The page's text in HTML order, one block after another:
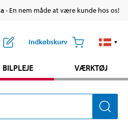
- En nem måde at være kunde hos os!
Indkøbskurv
BILPLEJE VÆRKTØJ